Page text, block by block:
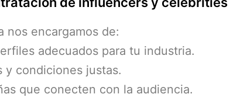
nos encargamos de:
adecuados para tu industria.
y condiciones justas.
que conecten con la audiencia.